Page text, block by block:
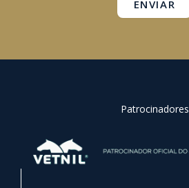
ENVIAR
Patrocinadores